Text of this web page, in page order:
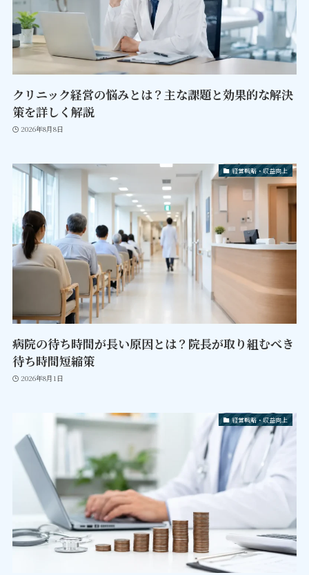
クリニック経営の悩みとは？主な課題と効果的な解決
策を詳しく解説
2026年8月8日
経営戦略・収益向上
病院の待ち時間が長い原因とは？院長が取り組むべき
待ち時間短縮策
2026年8月1日
経営戦略・収益向上